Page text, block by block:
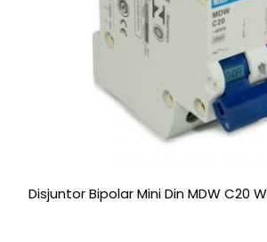
Disjuntor Bipolar Mini Din MDW C20